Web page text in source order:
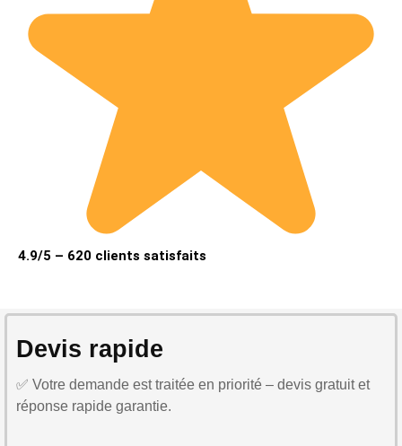
4.9/5 – 620 clients satisfaits
Devis rapide
✅ Votre demande est traitée en priorité – devis gratuit et
réponse rapide garantie.